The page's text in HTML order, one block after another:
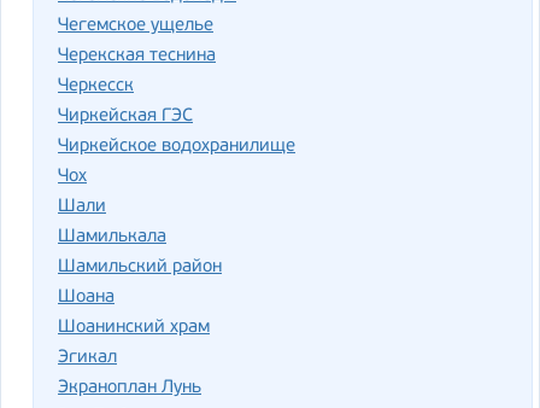
Чегемское ущелье
Черекская теснина
Черкесск
Чиркейская ГЭС
Чиркейское водохранилище
Чох
Шали
Шамилькала
Шамильский район
Шоана
Шоанинский храм
Эгикал
Экраноплан Лунь